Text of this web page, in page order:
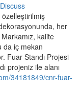
Discuss
her
kalite
da iç mekan
Fuar Standı Projesi
projeniz ile alanı
34181849/cnr-fuar-